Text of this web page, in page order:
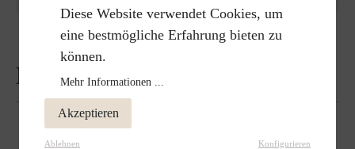
Bewertungen
Diese Website verwendet Cookies, um
eine bestmögliche Erfahrung bieten zu
können.
Mehr Informationen ...
Akzeptieren
Ablehnen Konfigurieren